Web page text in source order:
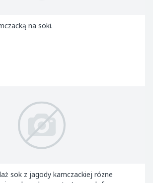
na soki.
sok z jagody kamczackiej rózne